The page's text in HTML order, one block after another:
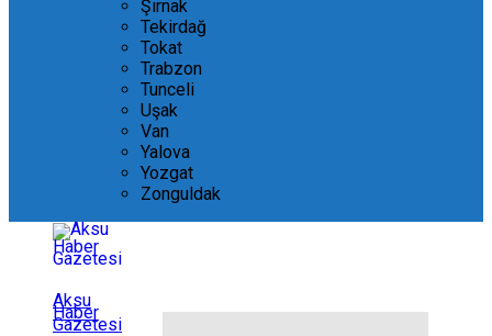
Şırnak
Tekirdağ
Tokat
Trabzon
Tunceli
Uşak
Van
Yalova
Yozgat
Zonguldak
Aksu
Haber
Gazetesi